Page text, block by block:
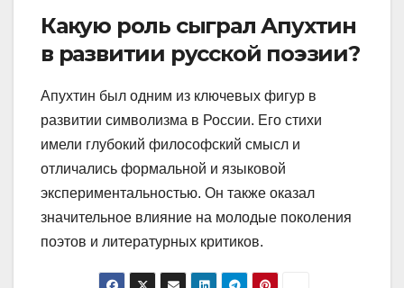
Какую роль сыграл Апухтин
в развитии русской поэзии?
Апухтин был одним из ключевых фигур в
развитии символизма в России. Его стихи
имели глубокий философский смысл и
отличались формальной и языковой
экспериментальностью. Он также оказал
значительное влияние на молодые поколения
поэтов и литературных критиков.